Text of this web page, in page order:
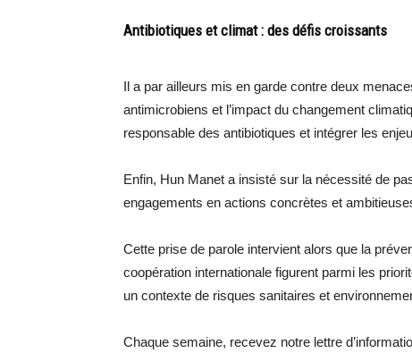
Antibiotiques et climat : des défis croissants
Il a par ailleurs mis en garde contre deux
antimicrobiens et l’impact du changement
responsable des antibiotiques et intégrer les
Enfin, Hun Manet a insisté sur la nécessité de
engagements en actions concrètes et
Cette prise de parole intervient alors que la
coopération internationale figurent parmi les
un contexte de risques sanitaires et
Chaque semaine, recevez notre lettre